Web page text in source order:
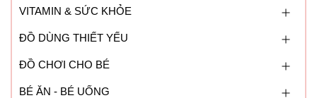
VITAMIN & SỨC KHỎE
ĐỒ DÙNG THIẾT YẾU
ĐỒ CHƠI CHO BÉ
BÉ ĂN - BÉ UỐNG